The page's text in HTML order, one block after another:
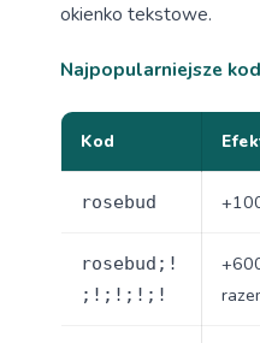
okienko tekstowe.
Najpopularniejsze
Kod
rosebud
rosebud;!
;!;!;!;!